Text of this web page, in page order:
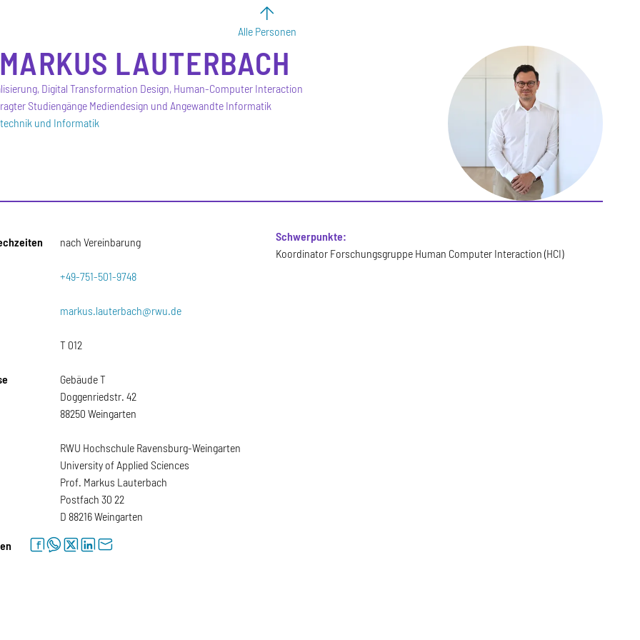
Alle Personen
MARKUS LAUTERBACH
Digital Transformation Design, Human-Computer Interaction
Studiengänge Mediendesign und Angewandte Informatik
und Informatik
nach Vereinbarung
+49-751-501-9748
markus.lauterbach@rwu.de
T 012
Gebäude T
Doggenriedstr. 42
88250 Weingarten
RWU Hochschule Ravensburg-Weingarten
University of Applied Sciences
Prof. Markus Lauterbach
Postfach 30 22
D 88216 Weingarten
Schwerpunkte:
Koordinator Forschungsgruppe Human Computer Interaction (HCI)
facebookwhatsapptwitterlinkedinletter